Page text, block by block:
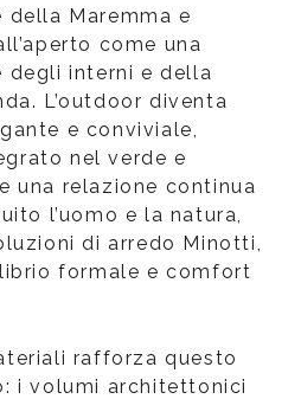
Maremma e
come una
degli interni e della
L’outdoor diventa
e conviviale,
nel verde e
una relazione continua
l’uomo e la natura,
di arredo Minotti,
formale e comfort
rafforza questo
i volumi architettonici